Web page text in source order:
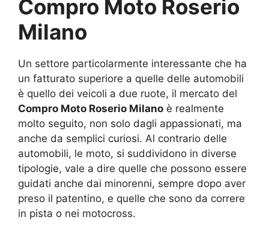
Compro Moto Roserio
Milano
Un settore particolarmente interessante che ha
un fatturato superiore a quelle delle automobili
è quello dei veicoli a due ruote, il mercato del
Compro Moto Roserio Milano è realmente
molto seguito, non solo dagli appassionati, ma
anche da semplici curiosi. Al contrario delle
automobili, le moto, si suddividono in diverse
tipologie, vale a dire quelle che possono essere
guidati anche dai minorenni, sempre dopo aver
preso il patentino, e quelle che sono da correre
in pista o nei motocross.